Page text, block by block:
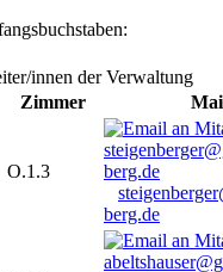
innen der Verwaltung
Zimmer
O.1.3
berg.de